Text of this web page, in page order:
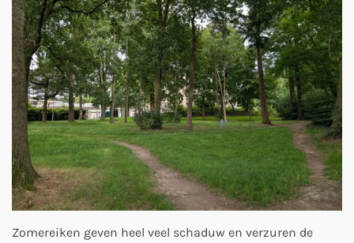
Zomereiken geven heel veel schaduw en verzuren de